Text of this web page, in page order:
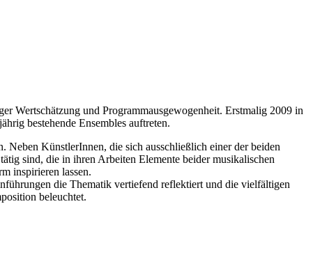
Wertschätzung und Programmausgewogenheit. Erstmalig 2009 in
bestehende Ensembles auftreten.
KünstlerInnen, die sich ausschließlich einer der beiden
sind, die in ihren Arbeiten Elemente beider musikalischen
inspirieren lassen.
die Thematik vertiefend reflektiert und die vielfältigen
beleuchtet.